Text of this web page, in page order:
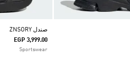
صندل ZNSORY
EGP 3,999.00
Sportswear